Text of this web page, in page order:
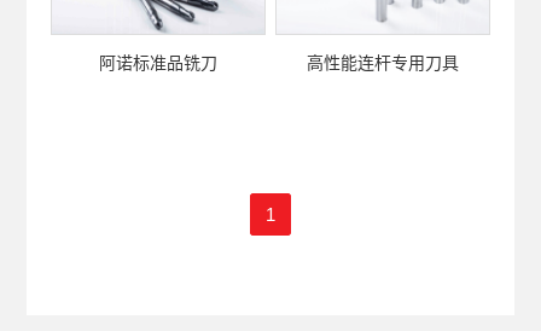
阿诺标准品铣刀 高性能连杆专用刀具
1